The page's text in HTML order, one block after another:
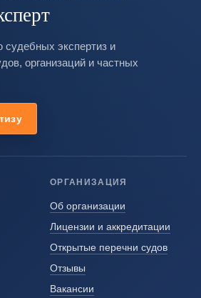
экспертиз и
организаций и частных
ОРГАНИЗАЦИЯ
Об организации
Лицензии и аккредитации
Открытые перечни судов
Отзывы
Вакансии